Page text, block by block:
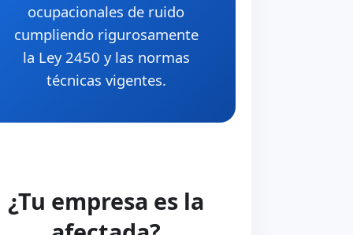
ocupacionales de ruido
cumpliendo rigurosamente
la Ley 2450 y las normas
técnicas vigentes.
¿Tu empresa es la